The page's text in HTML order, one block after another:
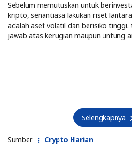
Sebelum memutuskan untuk
kripto, senantiasa lakukan riset
adalah aset volatil dan berisiko
jawab atas kerugian maupun untung
Selengkapnya
Sumber Crypto Harian